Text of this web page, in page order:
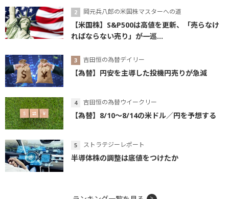
岡元兵八郎の米国株マスターへの道
【米国株】S&P500は高値を更新、「売らなけ
ればならない売り」が一巡...
吉田恒の為替デイリー
【為替】円安を主導した投機円売りが急減
吉田恒の為替ウイークリー
【為替】8/10～8/14の米ドル／円を予想する
ストラテジーレポート
半導体株の調整は底値をつけたか